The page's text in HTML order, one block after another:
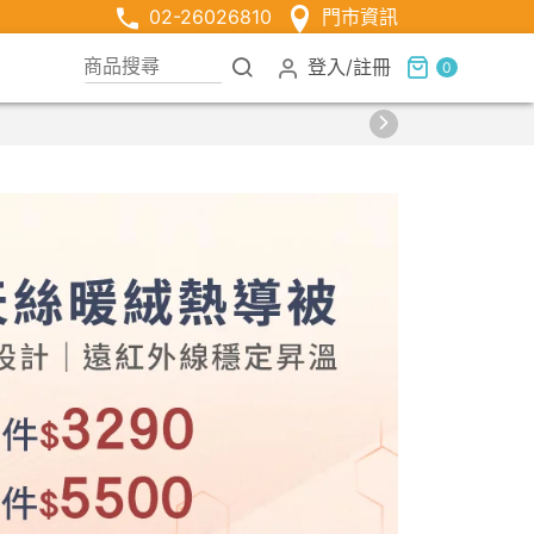
02-26026810 門市資訊
登入 /註冊 0
【Fun暑假】滿